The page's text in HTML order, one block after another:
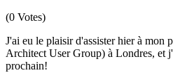
(0 Votes)
J'ai eu le plaisir d'assister hier à mon
Architect User Group) à Londres, et
prochain!